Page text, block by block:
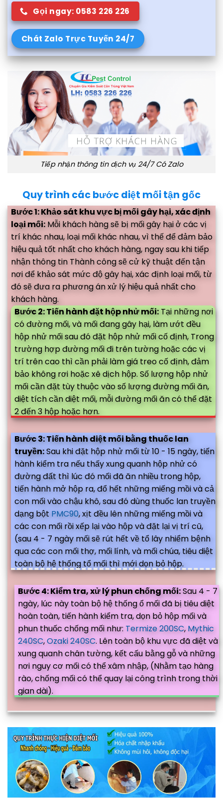
Gọi ngay: 0583 226 226
Chát Zalo Trực Tuyến 24/7
Tiếp nhận thông tin dịch vụ 24/7 Có Zalo
Quy trình các bước diệt mối tận gốc
Bước 1: Khảo sát khu vực bị mối gây hại, xác định
loại mối: Mỗi khách hàng sẽ bị mối gây hại ở các vị
trí khác nhau, loại mối khác nhau, vì thế để đảm bảo
hiệu quả tốt nhất cho khách hàng, ngay sau khi tiếp
nhận thông tin Thành công sẽ cử kỹ thuật đến tận
nơi để khảo sát mức độ gây hại, xác định loại mối, từ
đó sẽ đưa ra phương án xử lý hiệu quả nhất cho
khách hàng.
Bước 2: Tiến hành đặt hộp nhử mối: Tại những nơi
có đường mối, và mối đang gây hại, làm ướt đều
hộp nhử mối sau đó đặt hộp nhử mối cố định, Trong
trường hợp đường mối đi trên tường hoặc các vị
trí trên cao thì cần phải làm giá treo cố định, đảm
bảo không rơi hoặc xê dịch hộp. Số lượng hộp nhử
mối cần đặt tùy thuộc vào số lượng đường mối ăn,
diệt tích cần diệt mối, mỗi đường mối ăn có thể đặt
2 đến 3 hộp hoặc hơn.
Bước 3: Tiến hành diệt mối bằng thuốc lan
truyền:Sau khi đặt hộp nhử mối từ 10 - 15 ngày, tiến
hành kiểm tra nếu thấy xung quanh hộp nhử có
đường đất thì lúc đó mối đã ăn nhiều trong hộp,
tiến hành mở hộp ra, đổ hết những miếng mồi và cả
con mối vào chậu khô, sau đó dùng thuốc lan truyền
dạng bột PMC90, xịt đều lên những miếng mồi và
các con mối rồi xếp lại vào hộp và đặt lại vị trí cũ,
(sau 4 - 7 ngày mối sẽ rút hết về tổ lây nhiểm bệnh
qua các con mối thợ, mối lính, và mối chúa, tiêu diệt
toàn bộ hệ thống tổ mối thì mới dọn bỏ hộp.
Bước 4: Kiểm tra, xử lý phun chống mối:Sau 4 - 7
ngày, lúc này toàn bộ hệ thống ổ mối đã bị tiêu diệt
hoàn toàn, tiến hành kiểm tra, dọn bỏ hộp mối và
phun thuốc chống mối như: Termize 200SC, Mythic
240SC,Ozaki 240SC. Lên toàn bộ khu vực đã diệt và
xung quanh chân tường, kết cấu bằng gỗ và những
nơi nguy cơ mối có thể xâm nhập, (Nhằm tạo hàng
rào, chống mối có thể quay lại công trình trong thời
gian dài).